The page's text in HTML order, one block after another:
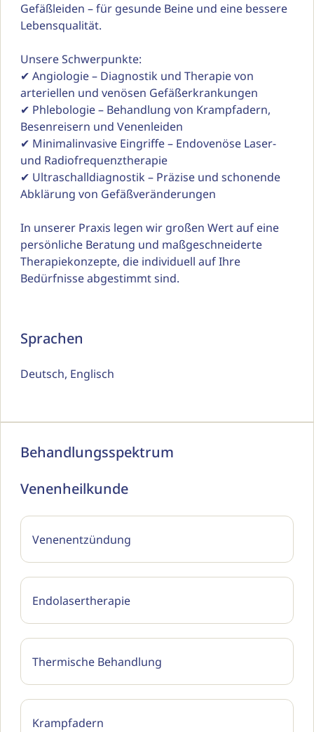
Gefäßleiden – für gesunde Beine und eine bessere
Lebensqualität.
Unsere Schwerpunkte:
✔ Angiologie – Diagnostik und Therapie von
arteriellen und venösen Gefäßerkrankungen
✔ Phlebologie – Behandlung von Krampfadern,
Besenreisern und Venenleiden
✔ Minimalinvasive Eingriffe – Endovenöse Laser-
und Radiofrequenztherapie
✔ Ultraschalldiagnostik – Präzise und schonende
Abklärung von Gefäßveränderungen
In unserer Praxis legen wir großen Wert auf eine
persönliche Beratung und maßgeschneiderte
Therapiekonzepte, die individuell auf Ihre
Bedürfnisse abgestimmt sind.
Sprachen
Deutsch, Englisch
Behandlungsspektrum
Venenheilkunde
Venenentzündung
Endolasertherapie
Thermische Behandlung
Krampfadern